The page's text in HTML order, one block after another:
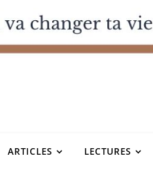
ARTICLES LECTURES